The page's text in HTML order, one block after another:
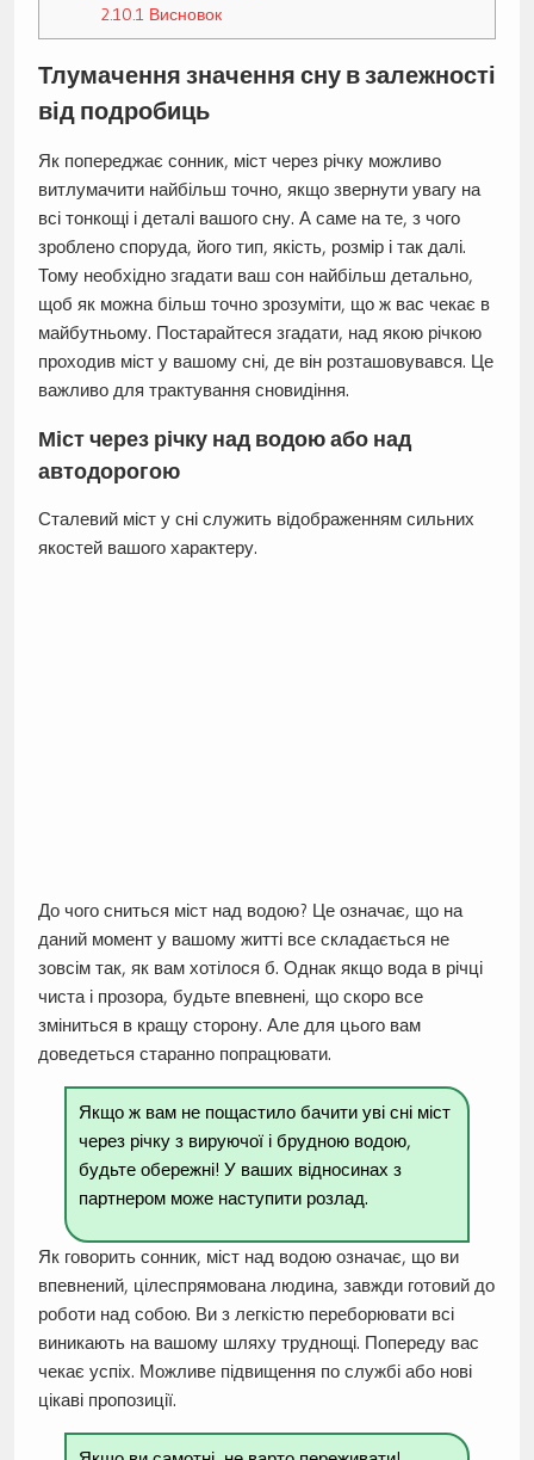
2.10.1 Висновок
Тлумачення значення сну в залежності
від подробиць
Як попереджає сонник, міст через річку можливо
витлумачити найбільш точно, якщо звернути увагу на
всі тонкощі і деталі вашого сну. А саме на те, з чого
зроблено споруда, його тип, якість, розмір і так далі.
Тому необхідно згадати ваш сон найбільш детально,
щоб як можна більш точно зрозуміти, що ж вас чекає в
майбутньому. Постарайтеся згадати, над якою річкою
проходив міст у вашому сні, де він розташовувався. Це
важливо для трактування сновидіння.
Міст через річку над водою або над
автодорогою
Сталевий міст у сні служить відображенням сильних
якостей вашого характеру.
До чого сниться міст над водою? Це означає, що на
даний момент у вашому житті все складається не
зовсім так, як вам хотілося б. Однак якщо вода в річці
чиста і прозора, будьте впевнені, що скоро все
зміниться в кращу сторону. Але для цього вам
доведеться старанно попрацювати.
Якщо ж вам не пощастило бачити уві сні міст
через річку з вируючої і брудною водою,
будьте обережні! У ваших відносинах з
партнером може наступити розлад.
Як говорить сонник, міст над водою означає, що ви
впевнений, цілеспрямована людина, завжди готовий до
роботи над собою. Ви з легкістю переборювати всі
виникають на вашому шляху труднощі. Попереду вас
чекає успіх. Можливе підвищення по службі або нові
цікаві пропозиції.